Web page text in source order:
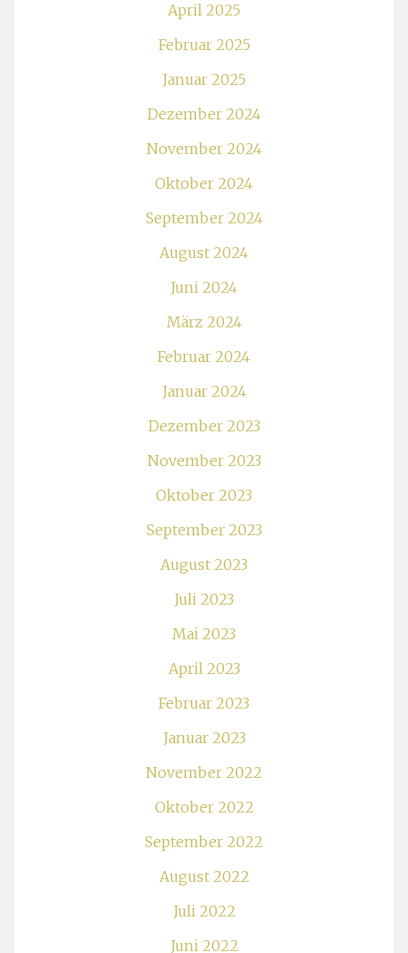
April 2025
Februar 2025
Januar 2025
Dezember 2024
November 2024
Oktober 2024
September 2024
August 2024
Juni 2024
März 2024
Februar 2024
Januar 2024
Dezember 2023
November 2023
Oktober 2023
September 2023
August 2023
Juli 2023
Mai 2023
April 2023
Februar 2023
Januar 2023
November 2022
Oktober 2022
September 2022
August 2022
Juli 2022
Juni 2022